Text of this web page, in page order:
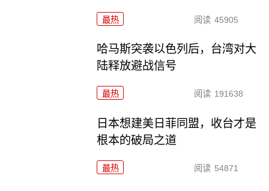
最热 阅读 45905
哈马斯突袭以色列后，台湾对大
陆释放避战信号
最热 阅读 191638
日本想建美日菲同盟，收台才是
根本的破局之道
最热 阅读 54871